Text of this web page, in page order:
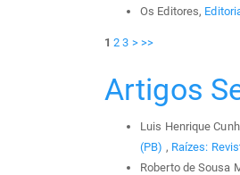
Os Editores,
1 2 3 > >>
Artigos
Luis Henrique
(PB) , Raízes:
Roberto de Sousa